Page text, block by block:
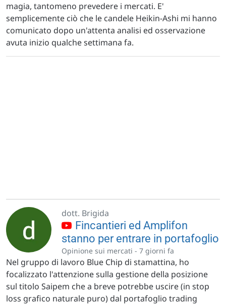
magia, tantomeno prevedere i mercati. E'
semplicemente ciò che le candele Heikin-Ashi mi hanno
comunicato dopo un'attenta analisi ed osservazione
avuta inizio qualche settimana fa.
dott. Brigida
Fincantieri ed Amplifon
stanno per entrare in portafoglio
Opinione sui mercati - 7 giorni fa
Nel gruppo di lavoro Blue Chip di stamattina, ho
focalizzato l'attenzione sulla gestione della posizione
sul titolo Saipem che a breve potrebbe uscire (in stop
loss grafico naturale puro) dal portafoglio trading